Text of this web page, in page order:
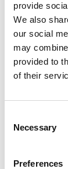
provide
We also
our social
may
provided to
of their
Selection
Necessary
Preferences